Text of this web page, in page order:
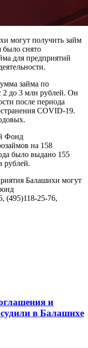
могут получить займ
было снято
для предприятий
займа по
2 до 3 млн рублей. Он
после периода
COVID-19.
Фонд
на 158
было выдано 155
рублей.
Балашихи могут
(495)118-25-76,
и
в Балашихе